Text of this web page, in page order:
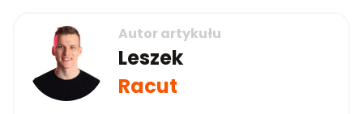
Autor artykułu
Leszek
Racut